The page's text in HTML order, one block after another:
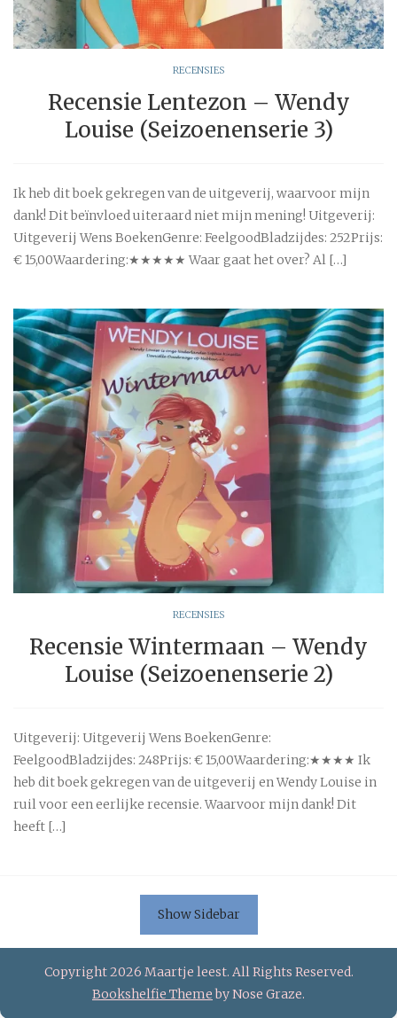
RECENSIES
Recensie Lentezon – Wendy
Louise (Seizoenenserie 3)
Ik heb dit boek gekregen van de uitgeverij, waarvoor mijn
dank! Dit beïnvloed uiteraard niet mijn mening! Uitgeverij:
Uitgeverij Wens BoekenGenre: FeelgoodBladzijdes: 252Prijs:
€ 15,00Waardering:★★★★★ Waar gaat het over? Al […]
RECENSIES
Recensie Wintermaan – Wendy
Louise (Seizoenenserie 2)
Uitgeverij: Uitgeverij Wens BoekenGenre:
FeelgoodBladzijdes: 248Prijs: € 15,00Waardering:★★★★ Ik
heb dit boek gekregen van de uitgeverij en Wendy Louise in
ruil voor een eerlijke recensie. Waarvoor mijn dank! Dit
heeft […]
Show Sidebar
Copyright 2026 Maartje leest. All Rights Reserved.
Bookshelfie Themeby Nose Graze.